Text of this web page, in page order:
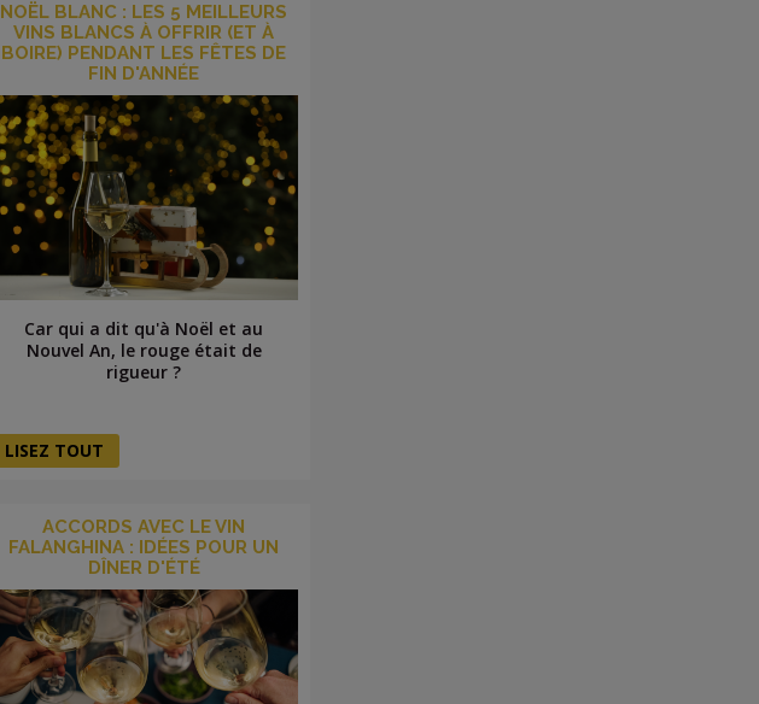
NOËL BLANC : LES 5 MEILLEURS
VINS BLANCS À OFFRIR (ET À
BOIRE) PENDANT LES FÊTES DE
FIN D'ANNÉE
Car qui a dit qu'à Noël et au
Nouvel An, le rouge était de
rigueur ?
LISEZ TOUT
ACCORDS AVEC LE VIN
FALANGHINA : IDÉES POUR UN
DÎNER D'ÉTÉ